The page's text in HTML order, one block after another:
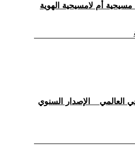
العالمي _ الإصدار السنوي